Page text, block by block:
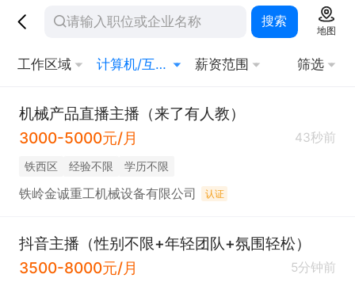
搜索
地图
工作区域 计算机/互联网/硬件 薪资范围 筛选
机械产品直播主播（来了有人教）
3000-5000元/月
43秒前
铁西区 经验不限 学历不限
铁岭金诚重工机械设备有限公司 认证
抖音主播（性别不限+年轻团队+氛围轻松）
3500-8000元/月
5分钟前